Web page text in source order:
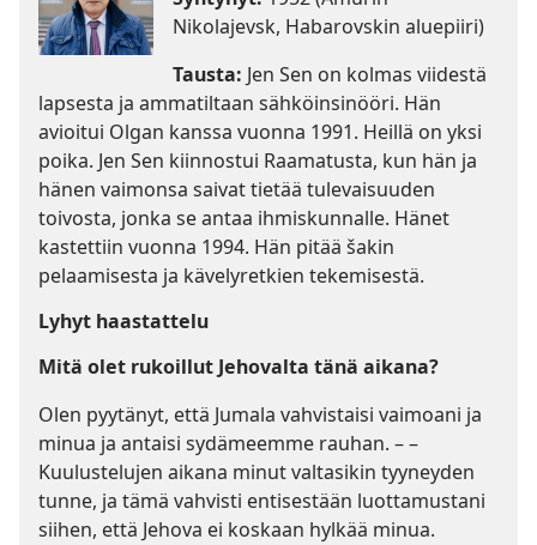
Nikolajevsk, Habarovskin aluepiiri)
Tausta: Jen Sen on kolmas viidestä
lapsesta ja ammatiltaan sähköinsinööri. Hän
avioitui Olgan kanssa vuonna 1991. Heillä on yksi
poika. Jen Sen kiinnostui Raamatusta, kun hän ja
hänen vaimonsa saivat tietää tulevaisuuden
toivosta, jonka se antaa ihmiskunnalle. Hänet
kastettiin vuonna 1994. Hän pitää šakin
pelaamisesta ja kävelyretkien tekemisestä.
Lyhyt haastattelu
Mitä olet rukoillut Jehovalta tänä aikana?
Olen pyytänyt, että Jumala vahvistaisi vaimoani ja
minua ja antaisi sydämeemme rauhan. – –
Kuulustelujen aikana minut valtasikin tyyneyden
tunne, ja tämä vahvisti entisestään luottamustani
siihen, että Jehova ei koskaan hylkää minua.